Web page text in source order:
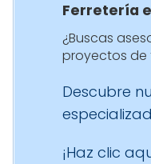
Ferretería
¿Buscas
proyectos de
Descubre
¡Haz clic